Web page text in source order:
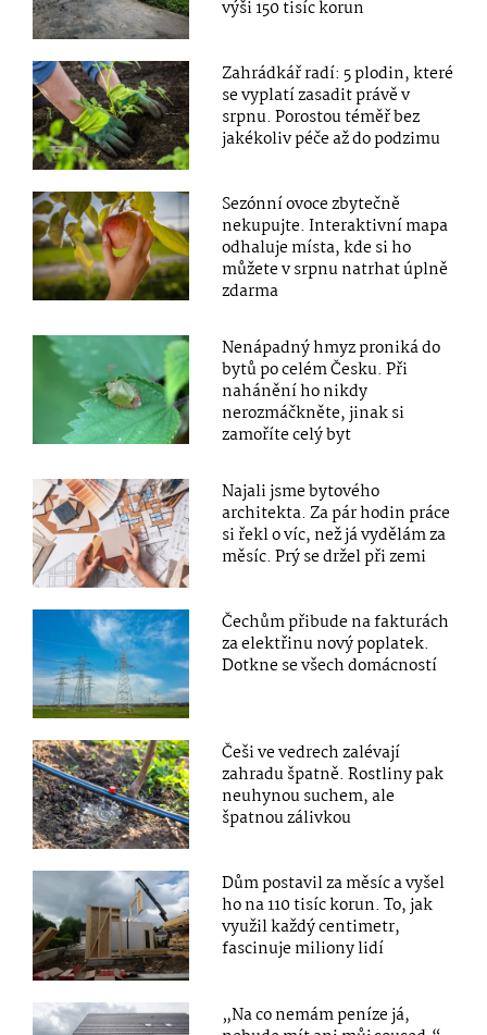
výši 150 tisíc korun
Zahrádkář radí: 5 plodin, které
se vyplatí zasadit právě v
srpnu. Porostou téměř bez
jakékoliv péče až do podzimu
Sezónní ovoce zbytečně
nekupujte. Interaktivní mapa
odhaluje místa, kde si ho
můžete v srpnu natrhat úplně
zdarma
Nenápadný hmyz proniká do
bytů po celém Česku. Při
nahánění ho nikdy
nerozmáčkněte, jinak si
zamoříte celý byt
Najali jsme bytového
architekta. Za pár hodin práce
si řekl o víc, než já vydělám za
měsíc. Prý se držel při zemi
Čechům přibude na fakturách
za elektřinu nový poplatek.
Dotkne se všech domácností
Češi ve vedrech zalévají
zahradu špatně. Rostliny pak
neuhynou suchem, ale
špatnou zálivkou
Dům postavil za měsíc a vyšel
ho na 110 tisíc korun. To, jak
využil každý centimetr,
fascinuje miliony lidí
„Na co nemám peníze já,